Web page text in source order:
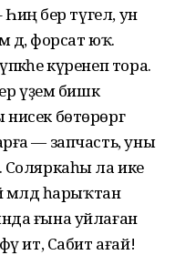
бер түгел, ун
дә, форсат юҡ.
күренеп тора.
үҙем бишкә
бөтөрөргә
— запчасть, уны
ла ике
һарыҡтан
ғына уйлаған
ит, Сабит ағай!